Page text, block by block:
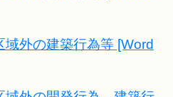
域外の建築行為等 [Word